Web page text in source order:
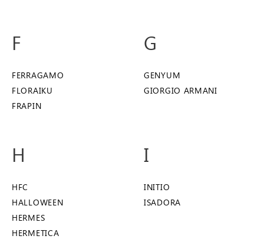
F
FERRAGAMO
FLORAIKU
FRAPIN
G
GENYUM
GIORGIO ARMANI
H
HFC
HALLOWEEN
HERMES
HERMETICA
I
INITIO
ISADORA